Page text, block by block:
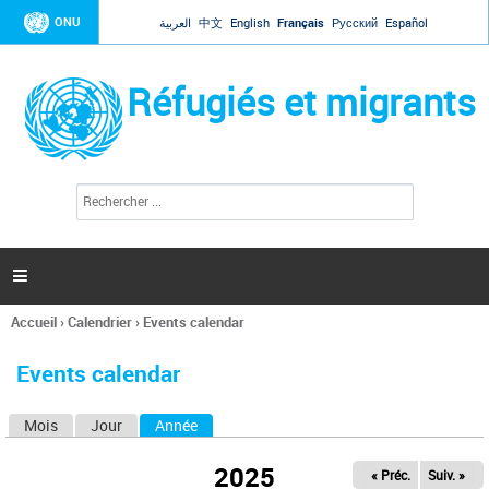
Jump to navigation
ONU العربية 中文 English Français Русский Español
Réfugiés et migrants
l
c
h
e

Vous
ici
Accueil›Calendrier› Events calendar
Events calendar
Mois Jour Année
2025 « Préc. Suiv. »